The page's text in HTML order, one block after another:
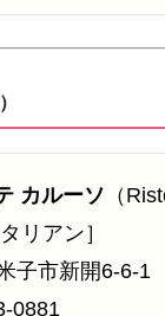
カルーソ （
リアン］
子市新開6-6-1
0881